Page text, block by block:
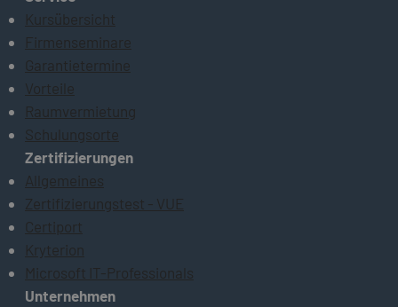
Kursübersicht
Firmenseminare
Garantietermine
Vorteile
Raumvermietung
Schulungsorte
Zertifizierungen
Allgemeines
Zertifizierungstest - VUE
Certiport
Kryterion
Microsoft IT-Professionals
Unternehmen